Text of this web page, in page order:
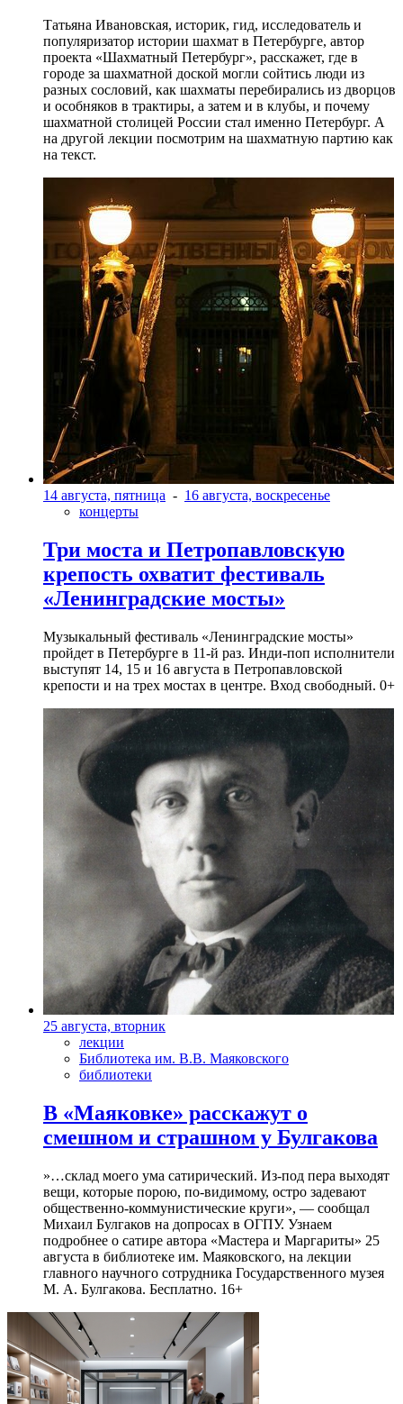
Татьяна Ивановская, историк, гид, исследователь и
популяризатор истории шахмат в Петербурге, автор
проекта «Шахматный Петербург», расскажет, где в
городе за шахматной доской могли сойтись люди из
разных сословий, как шахматы перебирались из дворцов
и особняков в трактиры, а затем и в клубы, и почему
шахматной столицей России стал именно Петербург. А
на другой лекции посмотрим на шахматную партию как
на текст.
14 августа, пятница - 16 августа, воскресенье
концерты
Три моста и Петропавловскую
крепость охватит фестиваль
«Ленинградские мосты»
Музыкальный фестиваль «Ленинградские мосты»
пройдет в Петербурге в 11-й раз. Инди-поп исполнители
выступят 14, 15 и 16 августа в Петропавловской
крепости и на трех мостах в центре. Вход свободный. 0+
25 августа, вторник
лекции
Библиотека им. В.В. Маяковского
библиотеки
В «Маяковке» расскажут о
смешном и страшном у Булгакова
»…склад моего ума сатирический. Из-под пера выходят
вещи, которые порою, по-видимому, остро задевают
общественно-коммунистические круги», — сообщал
Михаил Булгаков на допросах в ОГПУ. Узнаем
подробнее о сатире автора «Мастера и Маргариты» 25
августа в библиотеке им. Маяковского, на лекции
главного научного сотрудника Государственного музея
М. А. Булгакова. Бесплатно. 16+